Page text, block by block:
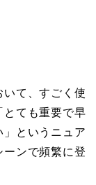
て、すごく使
とても重要で早
」というニュア
ーンで頻繁に登